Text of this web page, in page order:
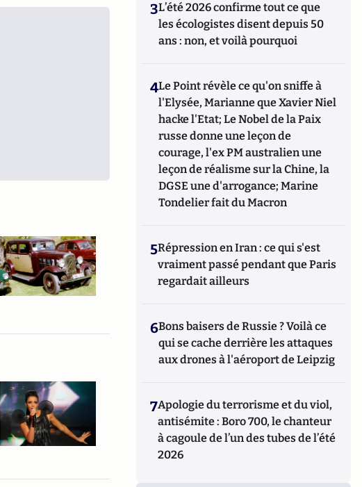
3L’été 2026 confirme tout ce que
les écologistes disent depuis 50
ans : non, et voilà pourquoi
4Le Point révèle ce qu'on sniffe à
l'Elysée, Marianne que Xavier Niel
hacke l'Etat; Le Nobel de la Paix
russe donne une leçon de
courage, l'ex PM australien une
leçon de réalisme sur la Chine, la
DGSE une d'arrogance; Marine
Tondelier fait du Macron
5Répression en Iran : ce qui s'est
vraiment passé pendant que Paris
regardait ailleurs
6Bons baisers de Russie ? Voilà ce
qui se cache derrière les attaques
aux drones à l'aéroport de Leipzig
7Apologie du terrorisme et du viol,
antisémite : Boro 700, le chanteur
à cagoule de l’un des tubes de l’été
2026